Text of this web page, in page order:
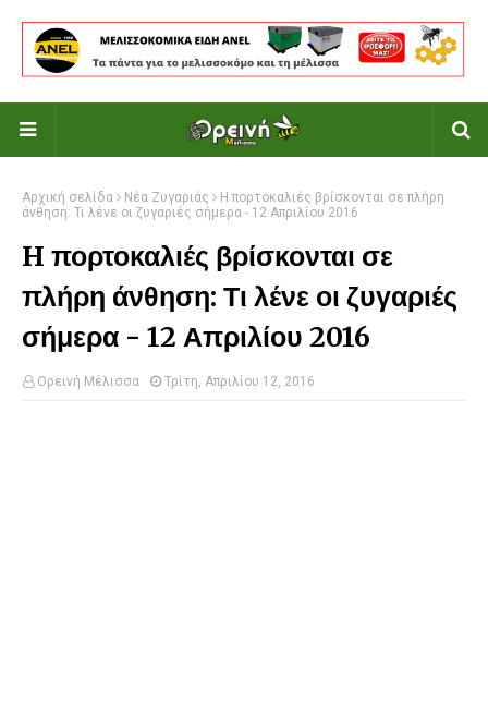
Αρχική σελίδα Νέα Ζυγαριάς
H πορτοκαλιές βρίσκονται σε πλήρη
άνθηση: Τι λένε οι ζυγαριές σήμερα - 12 Απριλίου 2016
H πορτοκαλιές βρίσκονται σε
πλήρη άνθηση: Τι λένε οι ζυγαριές
σήμερα - 12 Απριλίου 2016
Ορεινή Μέλισσα Τρίτη, Απριλίου 12, 2016